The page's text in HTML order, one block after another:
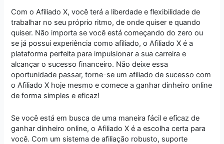
Com o Afiliado X, você terá a liberdade e flexibilidade de
trabalhar no seu próprio ritmo, de onde quiser e quando
quiser. Não importa se você está começando do zero ou
se já possui experiência como afiliado, o Afiliado X é a
plataforma perfeita para impulsionar a sua carreira e
alcançar o sucesso financeiro. Não deixe essa
oportunidade passar, torne-se um afiliado de sucesso com
o Afiliado X hoje mesmo e comece a ganhar dinheiro online
de forma simples e eficaz!
Se você está em busca de uma maneira fácil e eficaz de
ganhar dinheiro online, o Afiliado X é a escolha certa para
você. Com um sistema de afiliação robusto, suporte